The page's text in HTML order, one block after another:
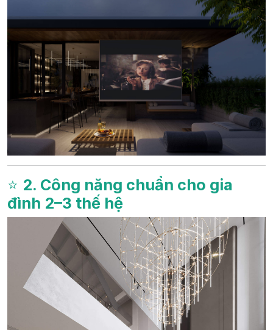
⭐ 2. Công năng chuẩn cho gia
đình 2–3 thế hệ